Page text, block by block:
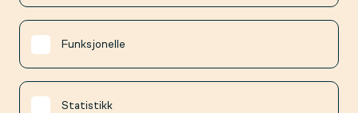
Funksjonelle
Statistikk